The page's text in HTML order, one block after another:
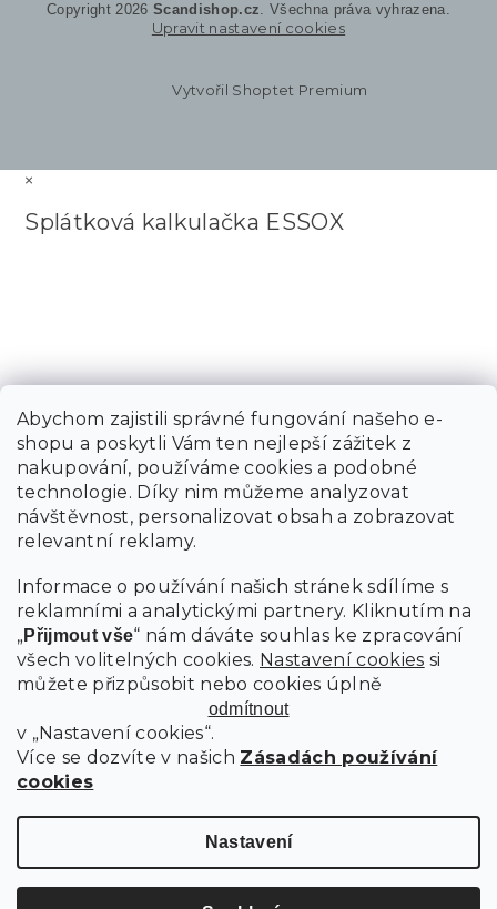
Abychom zajistili správné fungování našeho e-
shopu a poskytli Vám ten nejlepší zážitek z
nakupování, používáme cookies a podobné
technologie. Díky nim můžeme analyzovat
návštěvnost, personalizovat obsah a zobrazovat
relevantní reklamy.
Informace o používání našich stránek sdílíme s
reklamními a analytickými partnery. Kliknutím na
„Přijmout vše“ nám dáváte souhlas ke zpracování
všech volitelných cookies. Nastavení cookies si
můžete přizpůsobit nebo cookies úplně
odmítnout
v „Nastavení cookies“.
Více se dozvíte v našich Zásadách používání
cookies
Nastavení
Vytvořil Shoptet Premium
Copyright 2026 Scandishop.cz. Všechna práva vyhrazena.
Upravit nastavení cookies
×
Splátková kalkulačka ESSOX